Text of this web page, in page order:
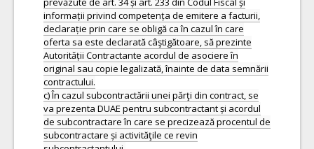
informații privind competența de emitere a facturii,
declarație prin care se obligă ca în cazul în care
oferta sa este declarată câştigătoare, să prezinte
Autorității Contractante acordul de asociere în
original sau copie legalizată, înainte de data semnării
contractului.
c) În cazul subcontractării unei părţi din contract, se
va prezenta DUAE pentru subcontractant și acordul
de subcontractare în care se precizează procentul de
subcontractare și activităţile ce revin